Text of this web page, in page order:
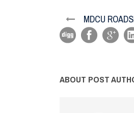
MDCU
ABOUT POST